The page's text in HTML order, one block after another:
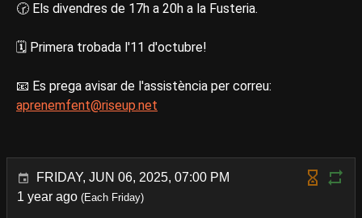
🕝 Els divendres de 17h a 20h a la Fusteria.
🗓 Primera trobada l'11 d'octubre!
📧 Es prega avisar de l'assistència per correu:
aprenemfent@riseup.net
FRIDAY, JUN 06, 2025, 07:00 PM
1 year ago (Each Friday)